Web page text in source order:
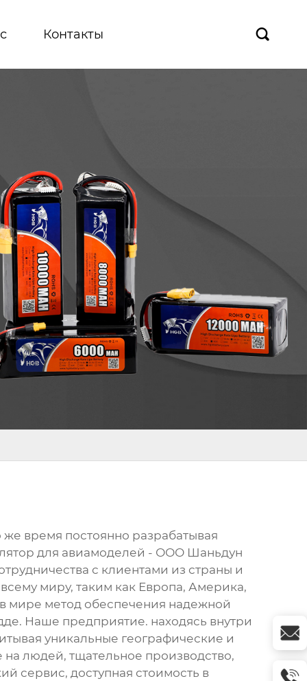
Контакты 
время постоянно разрабатывая
для авиамоделей - ООО Шаньдун
с клиентами из страны и
миру, таким как Европа, Америка,
мире метод обеспечения надежной
Наше предприятие. находясь внутри
уникальные географические и
людей, тщательное производство,
сервис, доступная стоимость в